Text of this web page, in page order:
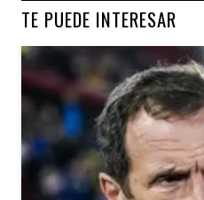
TE PUEDE INTERESAR